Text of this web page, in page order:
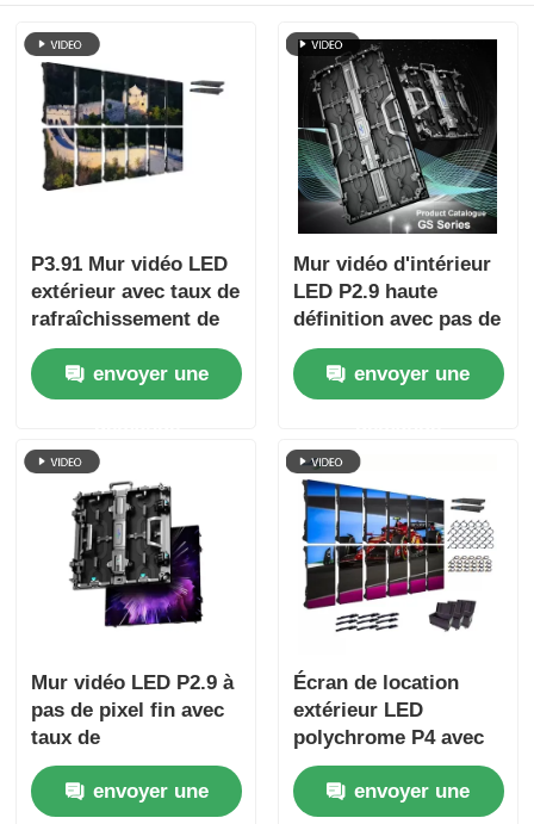
P3.91 Mur vidéo LED
extérieur avec taux de
rafraîchissement de
7680 Hz, affichage en
couleur complète et
protection IP65 pour
événements sur
envoyer une
Mur vidéo d'intérieur
LED P2.9 haute
définition avec pas de
pixel de 2,9 mm, taux
de rafraîchissement
de 3 840 Hz et
cd/m²
envoyer une
Mur vidéo LED P2.9 à
pas de pixel fin avec
taux de
rafraîchissement
élevé de 7680 Hz et
double alimentation
envoyer une
Écran de location
extérieur LED
polychrome P4 avec
taux de
rafraîchissement de
7680 Hz et étanchéité
envoyer une